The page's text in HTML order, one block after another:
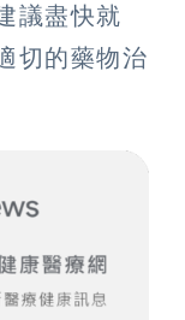
議盡快就
切的藥物治